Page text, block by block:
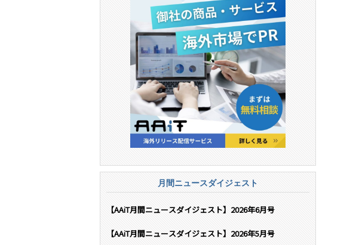
月間ニュースダイジェスト
【AAiT月間ニュースダイジェスト】2026年6月号
【AAiT月間ニュースダイジェスト】2026年5月号